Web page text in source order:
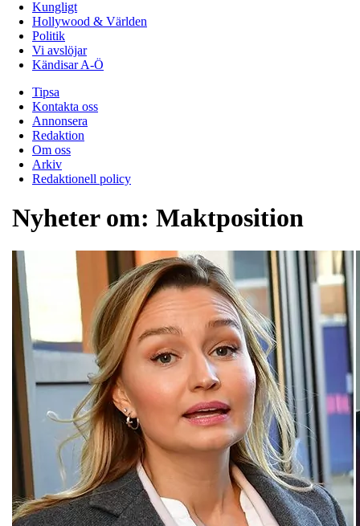
Kungligt
Hollywood & Världen
Politik
Vi avslöjar
Kändisar A-Ö
Tipsa
Kontakta oss
Annonsera
Redaktion
Om oss
Arkiv
Redaktionell policy
Nyheter om: Maktposition